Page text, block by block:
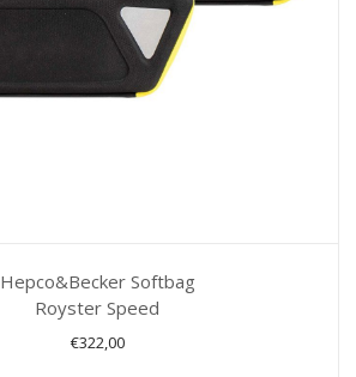
Hepco&Becker Softbag
Royster Speed
€322,00